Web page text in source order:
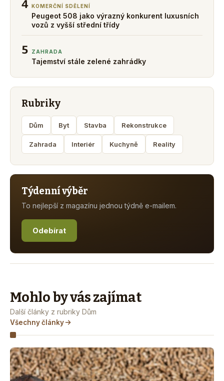
4 KOMERČNÍ SDĚLENÍ
Peugeot 508 jako výrazný konkurent luxusních
vozů z vyšší střední třídy
5 ZAHRADA
Tajemství stále zelené zahrádky
Rubriky
Dům Byt Stavba Rekonstrukce
Zahrada Interiér Kuchyně Reality
Týdenní výběr
To nejlepší z magazínu jednou týdně e-mailem.
Odebírat
Mohlo by vás zajímat
Další články z rubriky Dům
Všechny články